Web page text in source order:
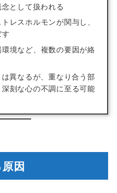
として扱われる
レスホルモンが関与し、
境など、複数の要因が絡
異なるが、重なり合う部
刻な心の不調に至る可能
因